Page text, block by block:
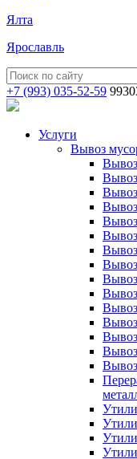
Ялта
Ярославль
+7 (993) 035-52-59
Услуги
Вывоз
Вывоз